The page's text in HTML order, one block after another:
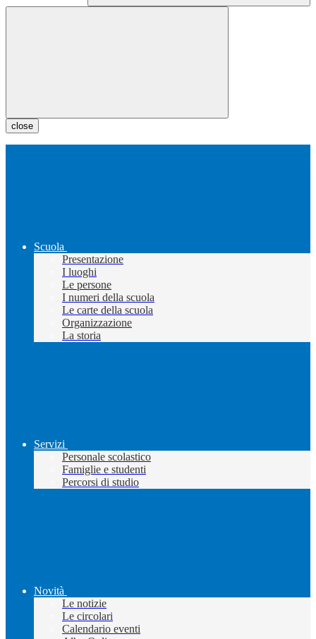
close
Scuola
Presentazione
I luoghi
Le persone
I numeri della scuola
Le carte della scuola
Organizzazione
La storia
Servizi
Personale scolastico
Famiglie e studenti
Percorsi di studio
Novità
Le notizie
Le circolari
Calendario eventi